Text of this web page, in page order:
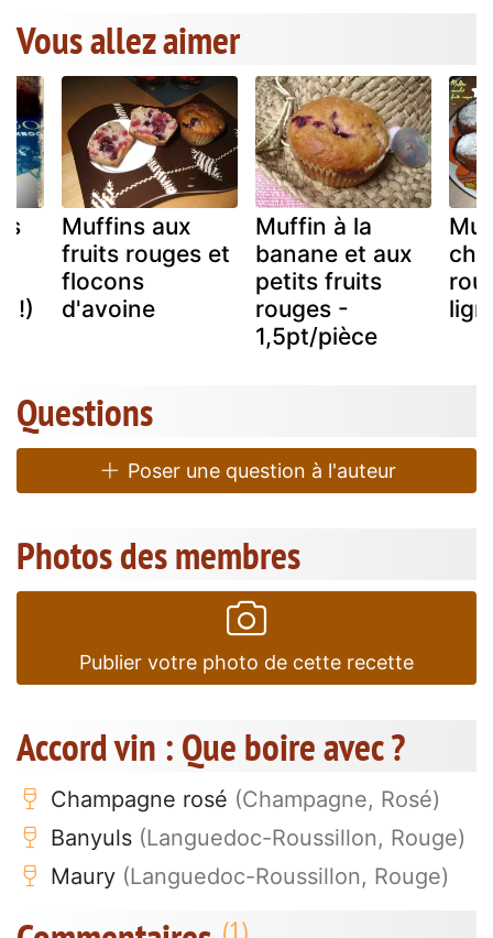
Vous allez aimer
!)
Muffins aux
fruits rouges et
flocons
d'avoine
Muffin à la
banane et aux
petits fruits
rouges -
1,5pt/pièce
Questions
Poser une question à l'auteur
Photos des membres
Publier votre photo de cette recette
Accord vin : Que boire avec ?
Champagne rosé (Champagne, Rosé)
Banyuls (Languedoc-Roussillon, Rouge)
Maury (Languedoc-Roussillon, Rouge)